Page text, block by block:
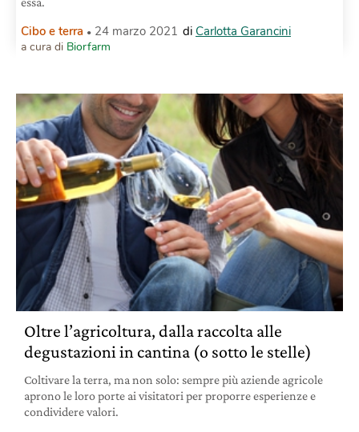
Cibo e terra 24 marzo 2021 di Carlotta Garancini
a cura di Biorfarm
Oltre l’agricoltura, dalla raccolta alle
degustazioni in cantina (o sotto le stelle)
Coltivare la terra, ma non solo: sempre più aziende agricole
aprono le loro porte ai visitatori per proporre esperienze e
condividere valori.